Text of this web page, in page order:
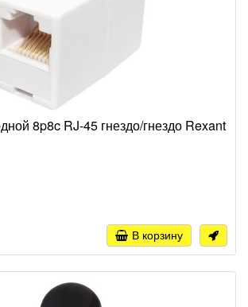
8p8c RJ-45 гнездо/гнездо Rexant
В корзину